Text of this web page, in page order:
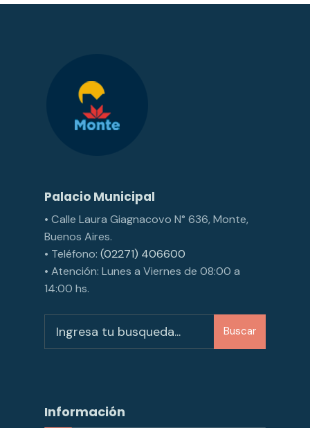
Palacio Municipal
• Calle Laura Giagnacovo N° 636, Monte,
Buenos Aires.
• Teléfono: (02271) 406600
• Atención: Lunes a Viernes de 08:00 a
14:00 hs.
Buscar
Información